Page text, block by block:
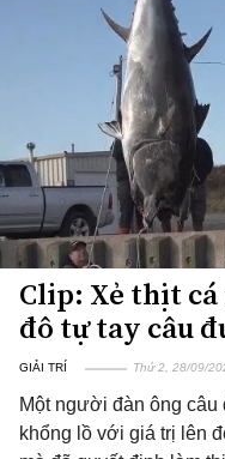
Clip: Xẻ thịt
đô tự tay câu
GIẢI TRÍ Thứ 2, 28/09/
Một người đàn ông
khổng lồ với giá trị lên